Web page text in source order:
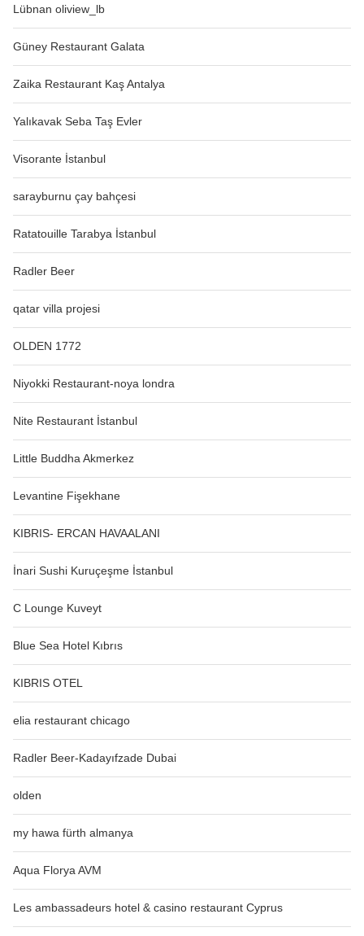
Lübnan oliview_lb
Güney Restaurant Galata
Zaika Restaurant Kaş Antalya
Yalıkavak Seba Taş Evler
Visorante İstanbul
sarayburnu çay bahçesi
Ratatouille Tarabya İstanbul
Radler Beer
qatar villa projesi
OLDEN 1772
Niyokki Restaurant-noya londra
Nite Restaurant İstanbul
Little Buddha Akmerkez
Levantine Fişekhane
KIBRIS- ERCAN HAVAALANI
İnari Sushi Kuruçeşme İstanbul
C Lounge Kuveyt
Blue Sea Hotel Kıbrıs
KIBRIS OTEL
elia restaurant chicago
Radler Beer-Kadayıfzade Dubai
olden
my hawa fürth almanya
Aqua Florya AVM
Les ambassadeurs hotel & casino restaurant Cyprus